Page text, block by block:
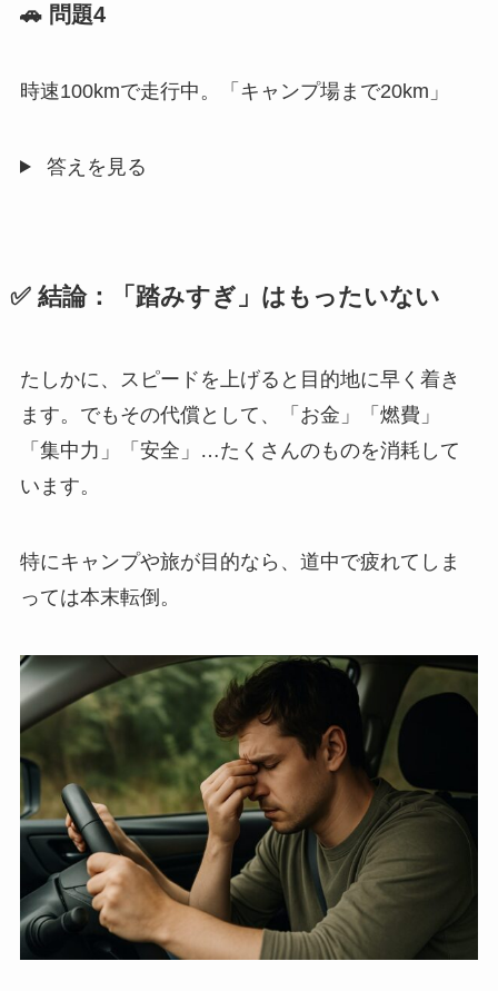
🚗 問題4
時速100kmで走行中。「キャンプ場まで20km」
答えを見る
✅ 結論：「踏みすぎ」はもったいない
たしかに、スピードを上げると目的地に早く着き
ます。でもその代償として、「お金」「燃費」
「集中力」「安全」…たくさんのものを消耗して
います。
特にキャンプや旅が目的なら、道中で疲れてしま
っては本末転倒。